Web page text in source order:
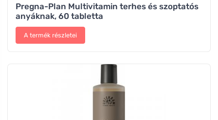
Pregna-Plan Multivitamin terhes és szoptatós
anyáknak, 60 tabletta
A termék részletei